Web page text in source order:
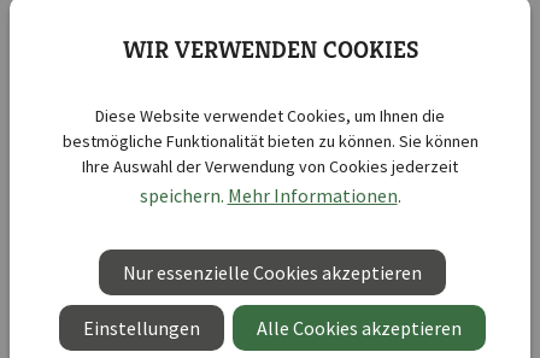
annuum)
Topfgröße: 10,5-cm-Topf
Kisten je CC: 2
Kichererbse Vittoria (Cicer arietinum)
Topfgröße: 10,5-cm-Topf
Kisten je CC: 2
WIR VERWENDEN COOKIES
Diese Website verwendet Cookies, um Ihnen die
bestmögliche Funktionalität bieten zu können. Sie können
Ihre Auswahl der Verwendung von Cookies jederzeit
speichern. Mehr Informationen.
Nur essenzielle Cookies akzeptieren
Einstellungen Alle Cookies akzeptieren